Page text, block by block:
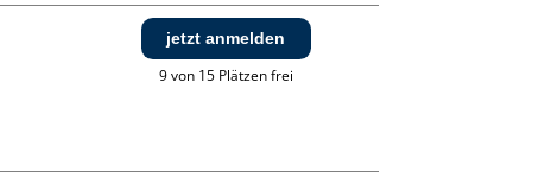
jetzt anmelden
9 von 15 Plätzen frei